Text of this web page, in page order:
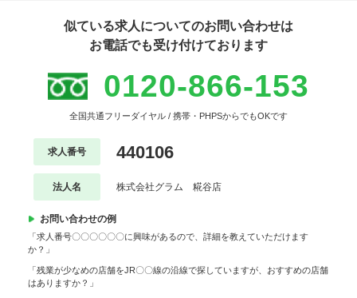
似ている求人についてのお問い合わせは
お電話でも受け付けております
0120-866-153
全国共通フリーダイヤル / 携帯・PHPSからでもOKです
求人番号 440106
法人名 株式会社グラム 糀谷店
お問い合わせの例
「求人番号〇〇〇〇〇〇に興味があるので、詳細を教えていただけます
か？」
「残業が少なめの店舗をJR〇〇線の沿線で探していますが、おすすめの店舗
はありますか？」